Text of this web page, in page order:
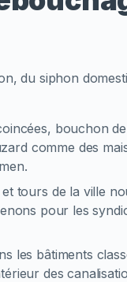
du siphon
bouchon
comme des
tours de la ville
pour les
les bâtiments
des